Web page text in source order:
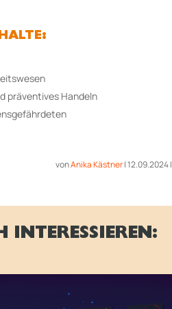
präventives Handeln
vonAnika Kästner|12.09.2024|
INTERESSIEREN: